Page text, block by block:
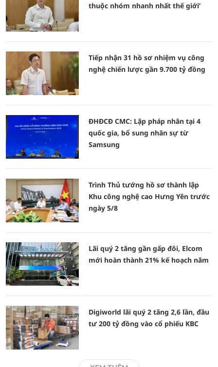
thuộc nhóm nhanh nhất thế giới’
Tiếp nhận 31 hồ sơ nhiệm vụ công
nghệ chiến lược gần 9.700 tỷ đồng
ĐHĐCĐ CMC: Lập pháp nhân tại 4
quốc gia, bổ sung nhân sự từ
Samsung
Trình Thủ tướng hồ sơ thành lập
Khu công nghệ cao Hưng Yên trước
ngày 5/8
Lãi quý 2 tăng gần gấp đôi, Elcom
mới hoàn thành 21% kế hoạch năm
Digiworld lãi quý 2 tăng 2,6 lần, đầu
tư 200 tỷ đồng vào cổ phiếu KBC